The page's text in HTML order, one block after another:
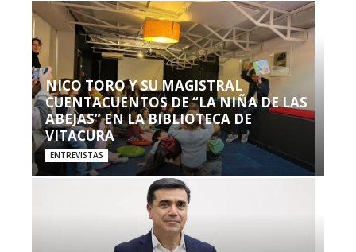
NICO TORO Y SU MAGISTRAL
CUENTACUENTOS DE “LA NIÑA DE LAS
ABEJAS” EN LA BIBLIOTECA DE
VITACURA
ENTREVISTAS